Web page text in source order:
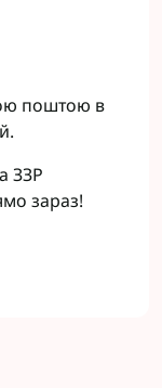
поштою в
ЗЗР
зараз!